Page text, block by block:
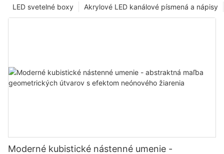
Akrylové LED kanálové písmená a nápisy
LED svetelné boxy
Moderné kubistické nástenné umenie -